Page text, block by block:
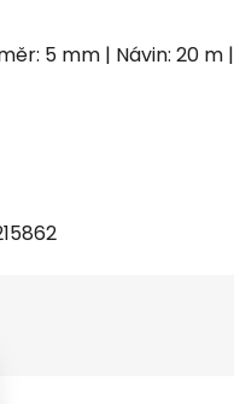
5 mm | Návin: 20 m |